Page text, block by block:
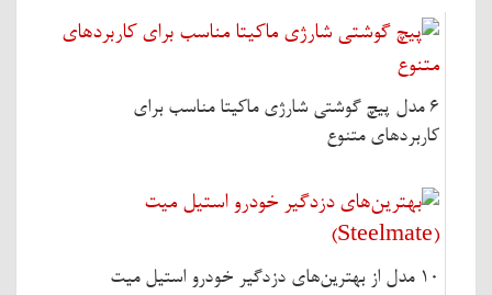
6 مدل پیچ گوشتی شارژی ماکیتا مناسب برای
کاربردهای متنوع
10 مدل از بهترین‌های دزدگیر خودرو استیل میت